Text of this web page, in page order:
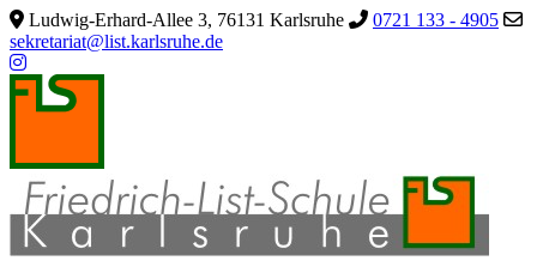
Ludwig-Erhard-Allee 3, 76131 Karlsruhe
0721 133 - 4905
sekretariat@list.karlsruhe.de